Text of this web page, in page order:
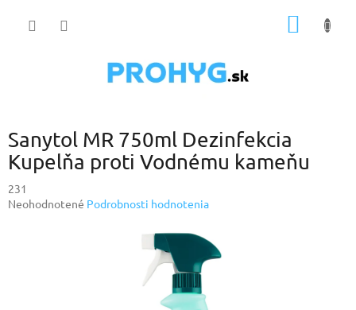
Sanytol MR 750ml Dezinfekcia
Kupelňa proti Vodnému kameňu
231
Priemerné
Neohodnotené Podrobnosti hodnotenia